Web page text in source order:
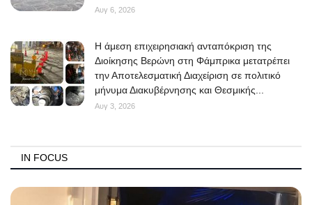
Αυγ 6, 2026
Η άμεση επιχειρησιακή ανταπόκριση της
Διοίκησης Βερώνη στη Φάμπρικα μετατρέπει
την Αποτελεσματική Διαχείριση σε πολιτικό
μήνυμα Διακυβέρνησης και Θεσμικής...
Αυγ 3, 2026
IN FOCUS